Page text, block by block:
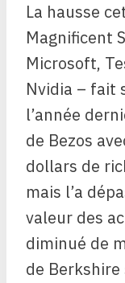
La hausse
Magnificent
Microsoft,
Nvidia – fait
l’année
de Bezos
dollars de
mais l’a
valeur des
diminué de
de